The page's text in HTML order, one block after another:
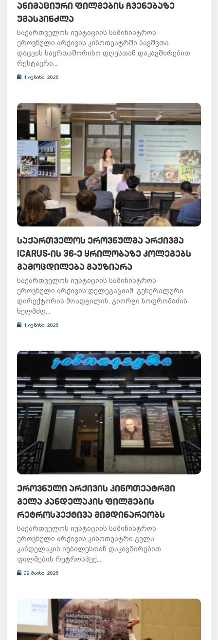
ᲐᲜᲘᲛᲐᲪᲘᲣᲠᲘ ᲤᲘᲚᲛᲔᲑᲘᲡ ᲩᲕᲔᲜᲔᲑᲐᲖᲔ
ᲣᲛᲐᲡᲞᲘᲜᲫᲚᲐ
საქართველოს იუსტიციის სამინისტროს
ეროვნული არქივის კინოთეატრში ბავშვთა
დაცვის საერთაშორისო დღესთან დაკავშირებით
რესტავრი...
1 ივნისი, 2026
ᲡᲐᲥᲐᲠᲗᲕᲔᲚᲝᲡ ᲔᲠᲝᲕᲜᲣᲚᲛᲐ ᲐᲠᲥᲘᲕᲛᲐ
ICARUS-ᲘᲡ 36-Ე ᲧᲠᲘᲚᲝᲑᲐᲖᲔ ᲙᲝᲚᲔᲒᲔᲑᲡ
ᲒᲐᲛᲝᲪᲓᲘᲚᲔᲑᲐ ᲒᲐᲣᲖᲘᲐᲠᲐ
საქართველოს იუსტიციის სამინისტროს
ეროვნული არქივის დელეგაციამ, გენერალური
დირექტორის მოადგილის, გიორგი სოფრომაძის
ხელმძღ...
1 ივნისი, 2026
ᲔᲠᲝᲕᲜᲣᲚᲘ ᲐᲠᲥᲘᲕᲘᲡ ᲙᲘᲜᲝᲗᲔᲐᲢᲠᲨᲘ
ᲒᲔᲚᲐ ᲙᲐᲜᲓᲔᲚᲐᲙᲘᲡ ᲤᲘᲚᲛᲔᲑᲘᲡ
ᲠᲔᲢᲠᲝᲡᲞᲔᲥᲢᲘᲕᲐ ᲛᲘᲛᲓᲘᲜᲐᲠᲔᲝᲑᲡ
საქართველოს იუსტიციის სამინისტროს
ეროვნული არქივის კინოთეატრი გელა
კანდელაკის იუბილესთან დაკავშირებით
ფილმების რეტროსპექ...
29 მაისი, 2026